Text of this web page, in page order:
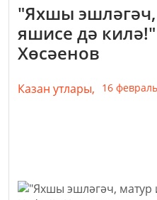
"Яхшы
яшисе дә
Хөсәенов
Казан утлары, 16